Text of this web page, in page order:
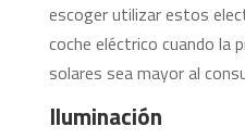
escoger utilizar estos
coche eléctrico cuando la
solares sea mayor al
Iluminación